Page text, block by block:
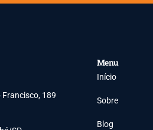
Francisco, 189
Menu
Início
Sobre
Blog